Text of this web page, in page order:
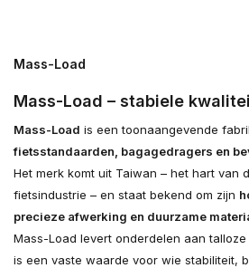
Mass-Load
Mass-Load – stabiele
Mass-Load is een toonaangevende
fietsstandaarden, bagagedragers en
Het merk komt uit Taiwan – het hart van
fietsindustrie – en staat bekend om zijn
precieze afwerking en duurzame
Mass-Load levert onderdelen aan
is een vaste waarde voor wie stabiliteit,